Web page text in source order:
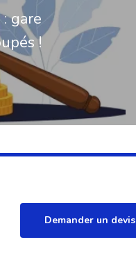
gare
!
Demander un devis